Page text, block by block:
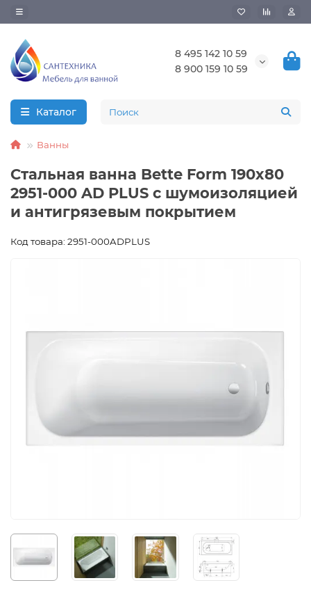
8 495 142 10 59
8 900 159 10 59
Каталог
Ванны
Стальная ванна Bette Form 190x80
2951-000 AD PLUS с шумоизоляцией
и антигрязевым покрытием
Код товара: 2951-000ADPLUS